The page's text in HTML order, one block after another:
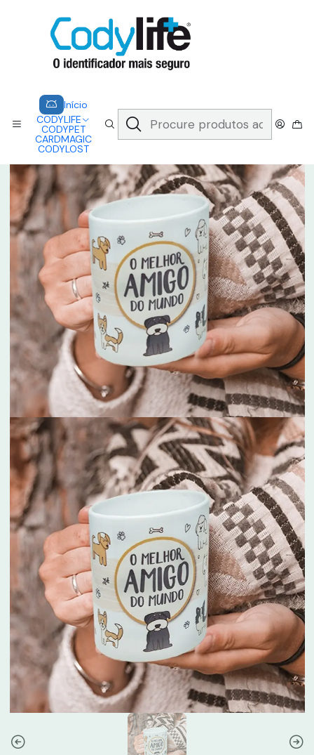
Início
CODYLIFE
CODYPET
CARDMAGIC
CODYLOST
A CODYLIFE PERMITE AOS SOCORRISTAS ACEDER
INSTANTANEAMENTE AOS SEUS DADOS ATRAVÉS DE UM QR CODE
Saber mais